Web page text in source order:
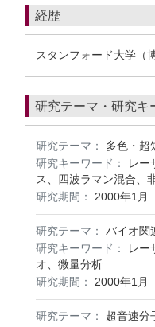
経歴
スタンフォード大学（
研究テーマ・研究キ
研究テーマ：
多色・超
研究キーワード：
レー
ス、四波ラマン混合、
研究期間：
2000年1月
研究テーマ：
バイオ関
研究キーワード：
レー
オ、微量分析
研究期間：
2000年1月
研究テーマ：
超音速分